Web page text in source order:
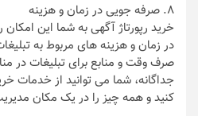
۸. صرفه جویی در زمان و هزینه
خرید رپورتاژ آگهی به شما این
در زمان و هزینه‌ های مربوط به
صرف وقت و منابع برای تبلیغات در
جداگانه، شما می‌ توانید از خدمات
کنید و همه چیز را در یک مکان